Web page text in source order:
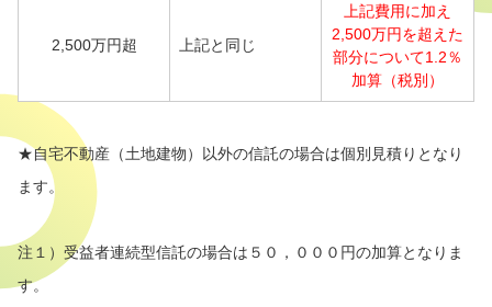
2,500万円超 上記と同じ
上記費用に加え
2,500万円を超えた
部分について1.2％
加算（税別）
★自宅不動産（土地建物）以外の信託の場合は個別見積りとなり
ます。
注１）受益者連続型信託の場合は５０，０００円の加算となりま
す。